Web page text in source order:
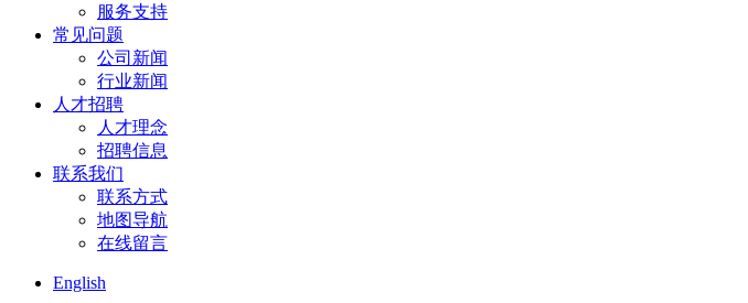
服务支持
常见问题
公司新闻
行业新闻
人才招聘
人才理念
招聘信息
联系我们
联系方式
地图导航
在线留言
English